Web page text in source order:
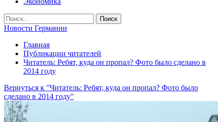
Новости Германии
Главная
Публикации читателей
Читатель: Ребят, куда он пропал? Фото было сделано в
2014 году
Вернуться к "Читатель: Ребят, куда он пропал? Фото было
сделано в 2014 году"